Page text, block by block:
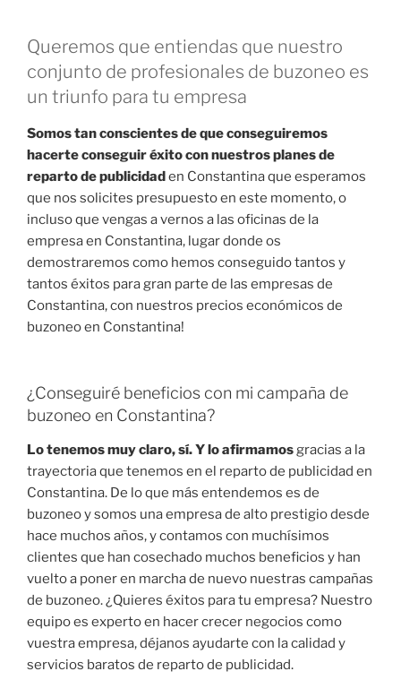
Queremos que entiendas que nuestro
conjunto de profesionales de buzoneo es
un triunfo para tu empresa
Somos tan conscientes de que conseguiremos
hacerte conseguir éxito con nuestros planes de
reparto de publicidaden Constantina que esperamos
que nos solicites presupuesto en este momento, o
incluso que vengas a vernos a las oficinas de la
empresa en Constantina, lugar donde os
demostraremos como hemos conseguido tantos y
tantos éxitos para gran parte de las empresas de
Constantina, con nuestros precios económicos de
buzoneo en Constantina!
¿Conseguiré beneficios con mi campaña de
buzoneo en Constantina?
Lo tenemos muy claro, sí. Y lo afirmamosgracias a la
trayectoria que tenemos en el reparto de publicidad en
Constantina. De lo que más entendemos es de
buzoneo y somos una empresa de alto prestigio desde
hace muchos años, y contamos con muchísimos
clientes que han cosechado muchos beneficios y han
vuelto a poner en marcha de nuevo nuestras campañas
de buzoneo. ¿Quieres éxitos para tu empresa? Nuestro
equipo es experto en hacer crecer negocios como
vuestra empresa, déjanos ayudarte con la calidad y
servicios baratos de reparto de publicidad.